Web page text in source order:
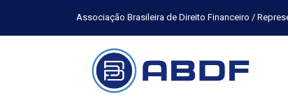
Associação Brasileira de Direito Financeiro /